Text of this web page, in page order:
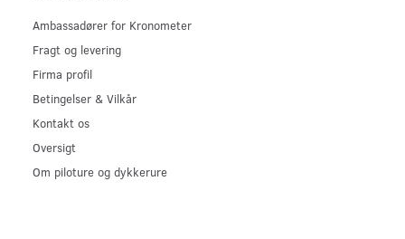
Ambassadører for Kronometer
Fragt og levering
Firma profil
Betingelser & Vilkår
Kontakt os
Oversigt
Om piloture og dykkerure